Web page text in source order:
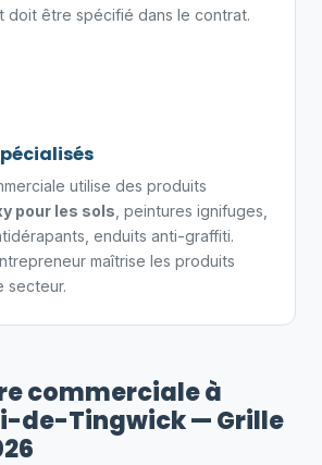
doit être spécifié dans le contrat.
utilise des produits
pour les sols , peintures ignifuges,
enduits anti-graffiti.
maîtrise les produits
secteur.
commerciale à
de-Tingwick — Grille